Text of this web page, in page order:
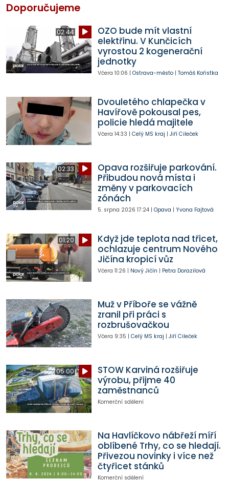
Doporučujeme
02:44
OZO bude mít vlastní
elektřinu. V Kunčicích
vyrostou 2 kogenerační
jednotky
Včera 10:06 | Ostrava-město| Tomáš Kořistka
Dvouletého chlapečka v
Havířově pokousal pes,
policie hledá majitele
Včera 14:33 | Celý MS kraj | Jiří Cileček
02:33
Opava rozšiřuje parkování.
Přibudou nová místa i
změny v parkovacích
zónách
5. srpna 2026 17:24| Opava | Yvona Fajtová
01:20
Když jde teplota nad třicet,
ochlazuje centrum Nového
Jičína kropicí vůz
Včera 11:26 | Nový Jičín | Petra Dorazilová
Muž v Příboře se vážně
zranil při práci s
rozbrušovačkou
Včera 9:35 | Celý MS kraj | Jiří Cileček
05:00
STOW Karviná rozšiřuje
výrobu, přijme 40
zaměstnanců
Komerční sdělení
Na Havlíčkovo nábřeží míří
oblíbené Trhy, co se hledají.
Přivezou novinky i více než
čtyřicet stánků
Komerční sdělení